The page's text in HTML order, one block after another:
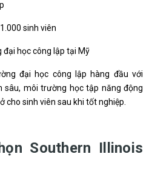
sinh viên
đại học công lập tại Mỹ
đại học công lập hàng đầu với
sâu, môi trường học tập năng động
cho sinh viên sau khi tốt nghiệp.
Southern Illinois